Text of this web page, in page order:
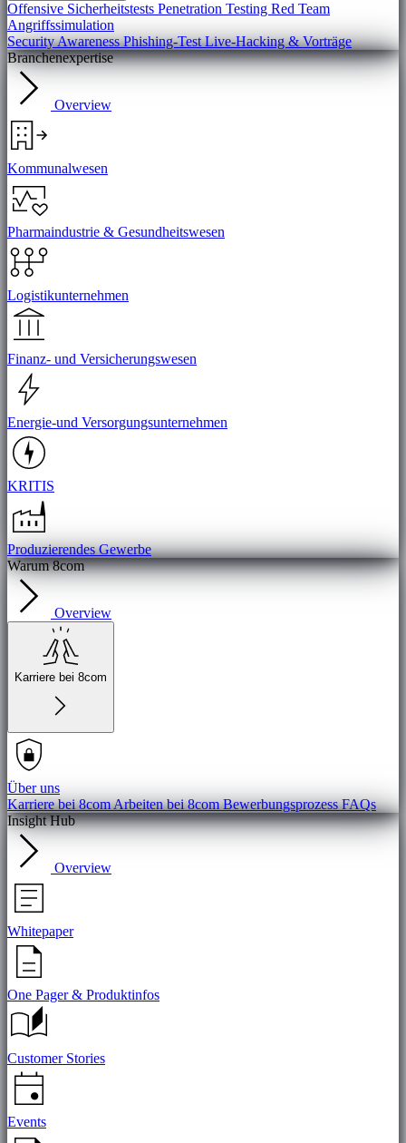
Offensive Sicherheitstests Penetration Testing Red Team
Angriffssimulation
Security AwarenessPhishing-TestLive-Hacking & Vorträge
Branchenexpertise
Overview
Kommunalwesen
Pharmaindustrie & Gesundheitswesen
Logistikunternehmen
Finanz- und Versicherungswesen
Energie-und Versorgungsunternehmen
KRITIS
Produzierendes Gewerbe
Warum 8com
Overview
Karriere bei 8com
Über uns
Karriere bei 8comArbeiten bei 8comBewerbungsprozessFAQs
Insight Hub
Overview
Whitepaper
One Pager & Produktinfos
Customer Stories
Events